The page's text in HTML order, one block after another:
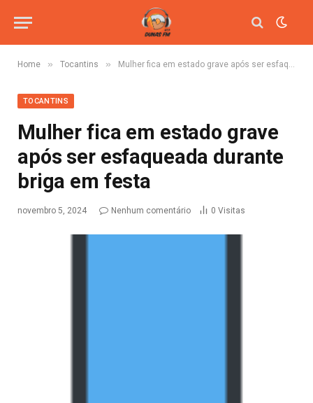
Home » Tocantins » Mulher fica em estado grave após ser esfaqueada durante briga em festa
TOCANTINS
Mulher fica em estado grave
após ser esfaqueada durante
briga em festa
novembro 5, 2024 Nenhum comentário 0 Visitas